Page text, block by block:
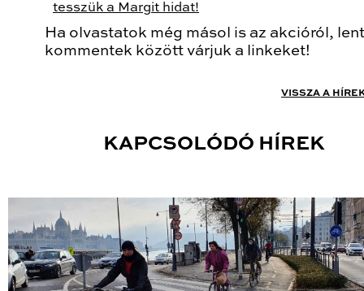
tesszük a Margit hidat!
Ha olvastatok még másol is az akcióról, lent
kommentek között várjuk a linkeket!
VISSZA A
KAPCSOLÓDÓ HÍREK